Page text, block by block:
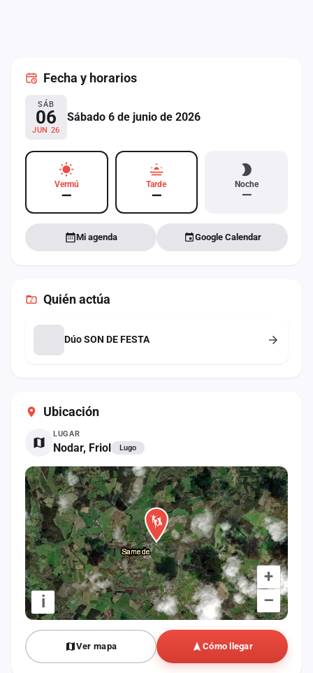
Ubicación
LUGAR
Nodar, Friol Lugo
+
–
i
Ver mapa Cómo llegar
Fecha y horarios
SÁB
06
JUN 26
Sábado 6 de junio de 2026
Vermú
—
Tarde
—
Noche
—
Mi agenda Google Calendar
Quién actúa
Dúo SON DE FESTA
Administración
Contacto